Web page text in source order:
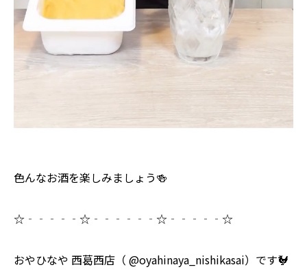
色んなお酒を楽しみましょう🍻
☆‐‐‐‐‐☆‐‐‐‐‐‐☆‐‐‐‐‐☆
おやひなや 西葛西店（ @oyahinaya_nishikasai）です🐓